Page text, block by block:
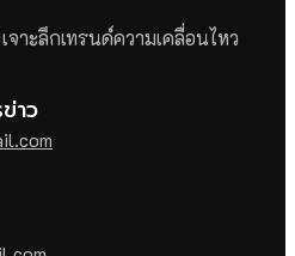
าะลึกเทรนด์ความเคลื่อนไหว
าว